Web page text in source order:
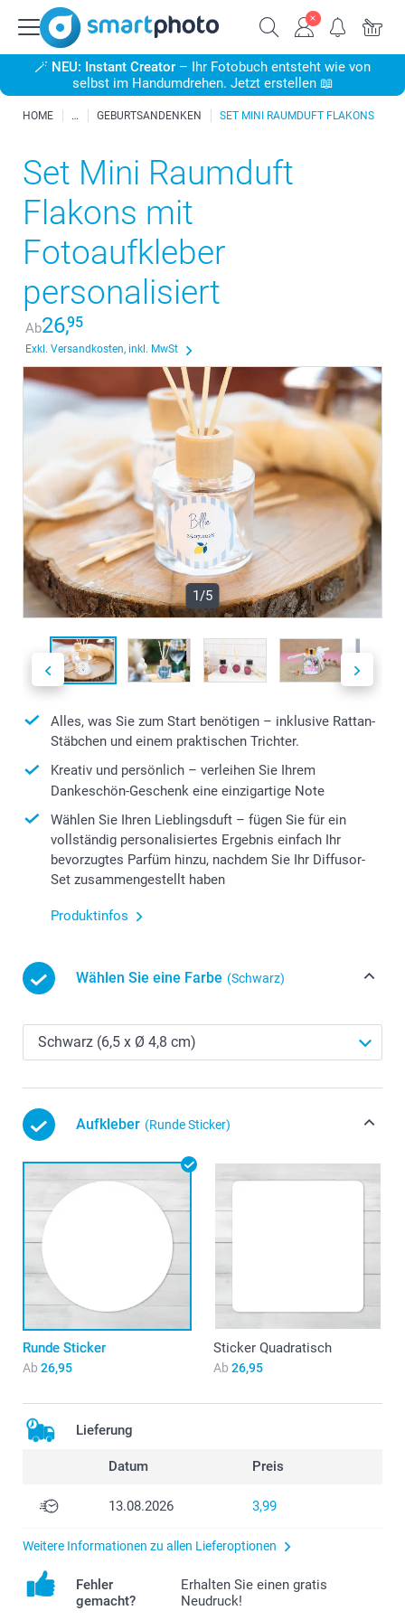
🪄 NEU: Instant Creator – Ihr Fotobuch entsteht wie von
selbst im Handumdrehen. Jetzt erstellen 📖
HOME GEBURTSANDENKEN SET MINI RAUMDUFT FLAKONS
Set Mini Raumduft
Flakons mit
Fotoaufkleber
personalisiert
Ab26,95
Exkl. Versandkosten, inkl. MwSt
1/5
Alles, was Sie zum Start benötigen – inklusive Rattan-
Stäbchen und einem praktischen Trichter.
Kreativ und persönlich – verleihen Sie Ihrem
Dankeschön-Geschenk eine einzigartige Note
Wählen Sie Ihren Lieblingsduft – fügen Sie für ein
vollständig personalisiertes Ergebnis einfach Ihr
bevorzugtes Parfüm hinzu, nachdem Sie Ihr Diffusor-
Set zusammengestellt haben
Produktinfos
Wählen Sie eine Farbe (Schwarz)
Aufkleber (Runde Sticker)
Runde Sticker
Ab 26,95
Sticker Quadratisch
Ab 26,95
Lieferung
Datum Preis
13.08.2026 3,99
Weitere Informationen zu allen Lieferoptionen
Fehler
gemacht?
Erhalten Sie einen gratis
Neudruck!